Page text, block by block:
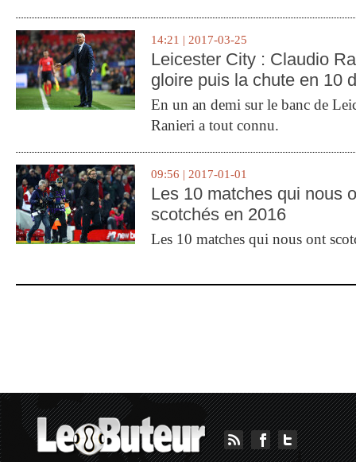
14:21 | 2017-03-25
Leicester City : Claudio
gloire puis la chute en 10
En un an demi sur le banc de
Ranieri a tout connu.
09:56 | 2017-01-01
Les 10 matches qui nous
scotchés en 2016
Les 10 matches qui nous ont